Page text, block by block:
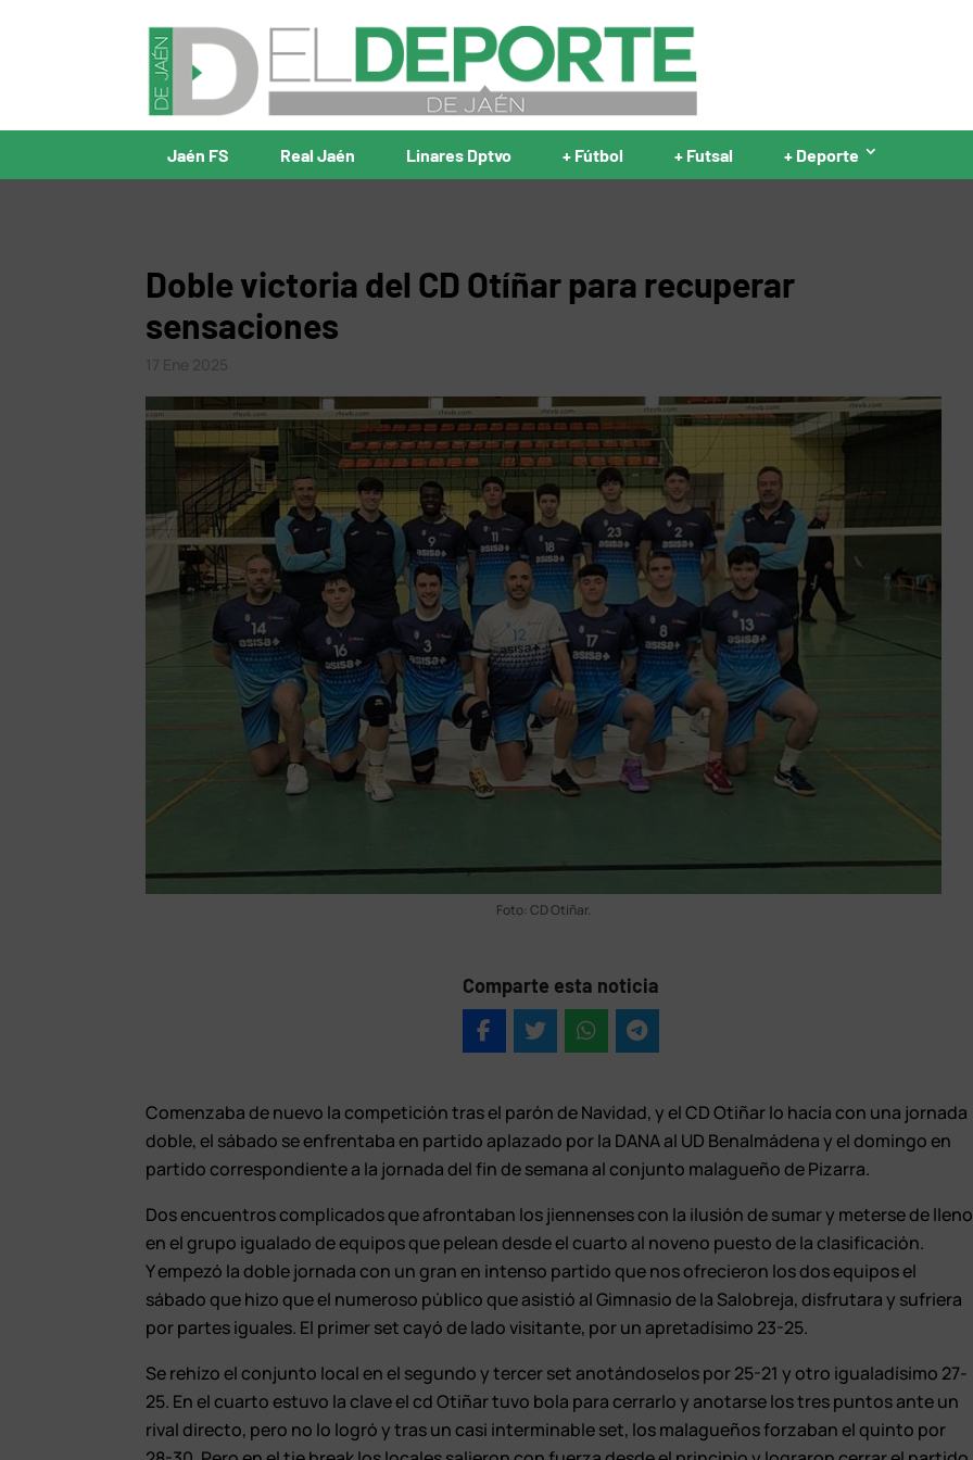
Jaén FS Real Jaén Linares Dptvo + Fútbol + Futsal + Deporte
Doble victoria del CD Otíñar para recuperar
sensaciones
Foto: CD Otíñar.
Comparte esta noticia
Comenzaba de nuevo la competición tras el parón de Navidad, y el CD Otiñar lo hacía con una jornada
doble, el sábado se enfrentaba en partido aplazado por la DANA al UD Benalmádena y el domingo en
partido correspondiente a la jornada del fin de semana al conjunto malagueño de Pizarra.
Dos encuentros complicados que afrontaban los jiennenses con la ilusión de sumar y meterse de lleno
en el grupo igualado de equipos que pelean desde el cuarto al noveno puesto de la clasificación.
Y empezó la doble jornada con un gran en intenso partido que nos ofrecieron los dos equipos el
sábado que hizo que el numeroso público que asistió al Gimnasio de la Salobreja, disfrutara y sufriera
por partes iguales. El primer set cayó de lado visitante, por un apretadísimo 23-25.
Se rehízo el conjunto local en el segundo y tercer set anotándoselos por 25-21 y otro igualadísimo 27-
25. En el cuarto estuvo la clave el cd Otiñar tuvo bola para cerrarlo y anotarse los tres puntos ante un
rival directo, pero no lo logró y tras un casi interminable set, los malagueños forzaban el quinto por